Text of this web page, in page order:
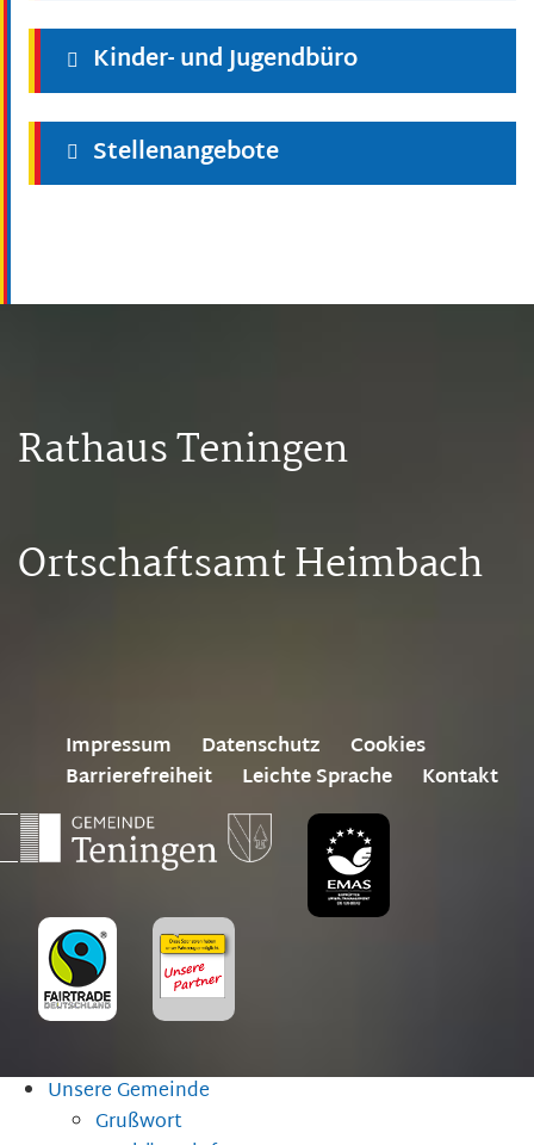
Kinder- und Jugendbüro
Stellenangebote
Rathaus Teningen
Ortschaftsamt Heimbach
Impressum Datenschutz
Cookies
Barrierefreiheit
Leichte Sprache Kontakt
Unsere Gemeinde
Grußwort